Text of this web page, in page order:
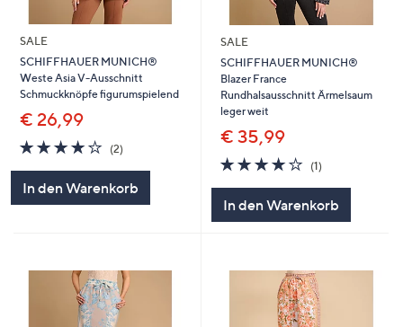
SALE
SCHIFFHAUER MUNICH®
Weste Asia V-Ausschnitt
Schmuckknöpfe figurumspielend
€ 26,99
4.0
von
(2)
In den Warenkorb
SALE
SCHIFFHAUER MUNICH®
Blazer France
Rundhalsausschnitt Ärmelsaum
leger weit
€ 35,99
4.0
von
5
(1)
In den Warenkorb